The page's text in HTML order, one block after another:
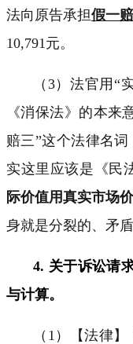
法向原告承担假一
10,791 元。
（ 3）法官用“
《消保法》的本来
赔三”这个法律名
实这里应该是《民
际价值用真实市场价
身就是分裂的、矛盾
4. 关于诉讼请
与计算。
（ 1 ）【法律